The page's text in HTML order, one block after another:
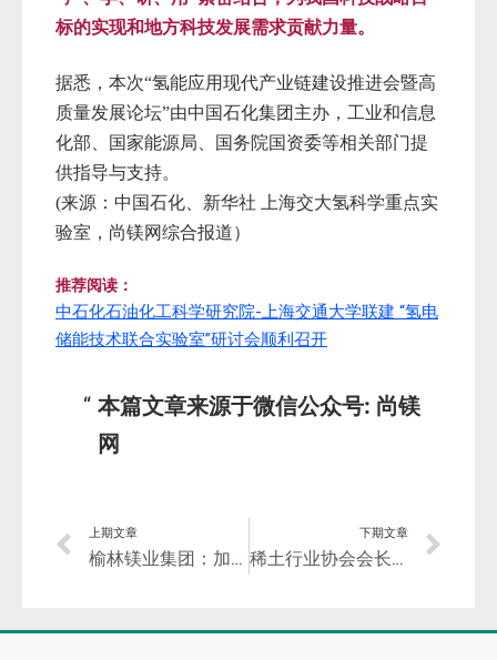
标的实现和地方科技发展需求贡献力量。
据悉，本次“氢能应用现代产业链建设推进会暨高
质量发展论坛”由中国石化集团主办，工业和信息
化部、国家能源局、国务院国资委等相关部门提
供指导与支持。
(来源：中国石化、新华社 上海交大氢科学重点实
验室，尚镁网综合报道）
推荐阅读：
中石化石油化工科学研究院-上海交通大学联建 “氢电
储能技术联合实验室”研讨会顺利召开
本篇文章来源于微信公众号: 尚镁
网
上期文章
榆林镁业集团：加快推进20万吨镁基新材料全产业链项目建设！
下期文章
稀土行业协会会长张洪杰院士透露稀土镁合金产业化进展和在航天领域应用成效！